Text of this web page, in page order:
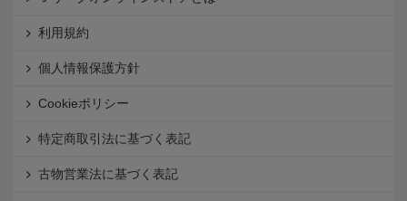
利用規約
個人情報保護方針
Cookieポリシー
特定商取引法に基づく表記
古物営業法に基づく表記